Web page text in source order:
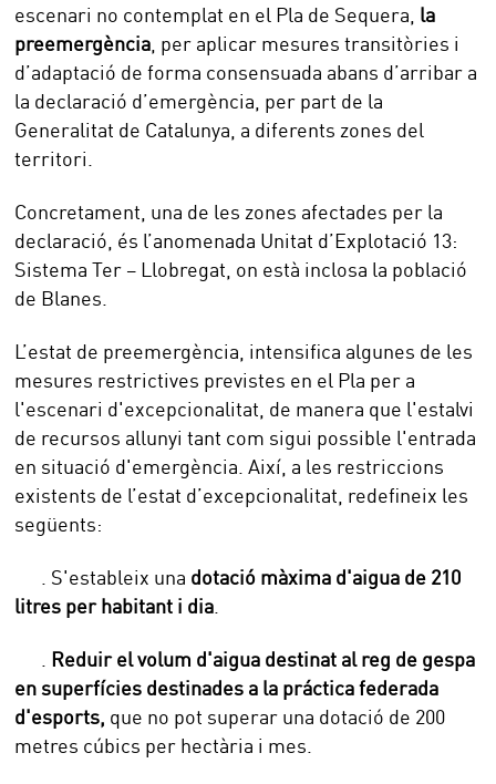
escenari no contemplat en el Pla de Sequera, la
preemergència , per aplicar mesures transitòries i
d’adaptació de forma consensuada abans d’arribar a
la declaració d’emergència, per part de la
Generalitat de Catalunya, a diferents zones del
territori.
Concretament, una de les zones afectades per la
declaració, és l’anomenada Unitat d’Explotació 13:
Sistema Ter – Llobregat, on està inclosa la població
de Blanes.
L’estat de preemergència, intensifica algunes de les
mesures restrictives previstes en el Pla per a
l'escenari d'excepcionalitat, de manera que l'estalvi
de recursos allunyi tant com sigui possible l'entrada
en situació d'emergència. Així, a les restriccions
existents de l’estat d’excepcionalitat, redefineix les
següents:
. S'estableix una dotació màxima d'aigua de 210
litres per habitant i dia
Reduir el volum d'aigua destinat al reg de gespa
en superfícies destinades a la práctica federada
d'esports, que no pot superar una dotació de 200
metres cúbics per hectària i mes.